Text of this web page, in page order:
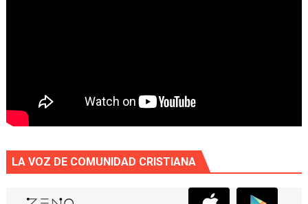
LA VOZ DE COMUNIDAD CRISTIANA